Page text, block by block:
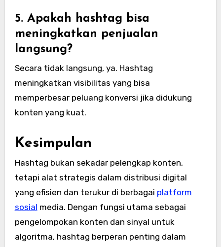
5. Apakah hashtag bisa
meningkatkan penjualan
langsung?
Secara tidak langsung, ya. Hashtag
meningkatkan visibilitas yang bisa
memperbesar peluang konversi jika didukung
konten yang kuat.
Kesimpulan
Hashtag bukan sekadar pelengkap konten,
tetapi alat strategis dalam distribusi digital
yang efisien dan terukur di berbagai platform
sosial media. Dengan fungsi utama sebagai
pengelompokan konten dan sinyal untuk
algoritma, hashtag berperan penting dalam